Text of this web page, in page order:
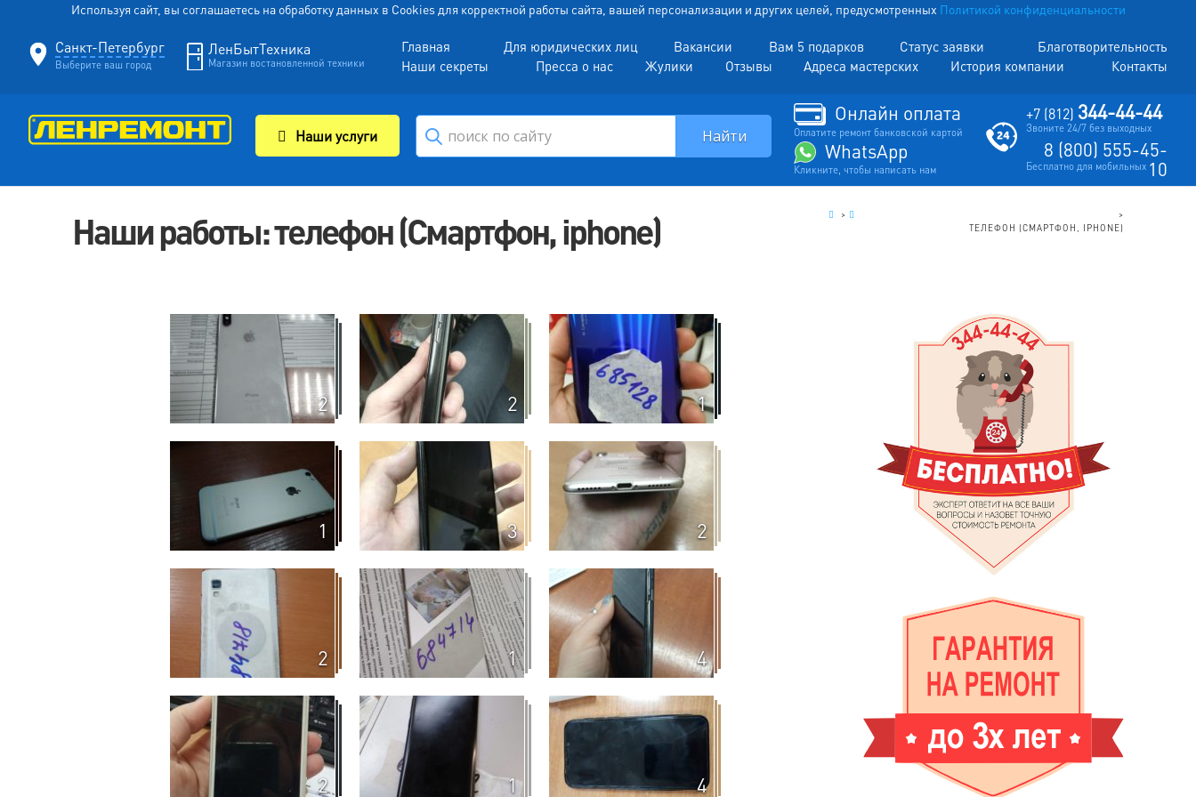
Используя сайт, вы соглашаетесь на обработку данных в Cookies для корректной работы сайта, вашей персонализации и других целей, предусмотренных Политикой конфиденциальности
Санкт-Петербург
Выберите ваш город
ЛенБытТехника
Магазин востановленной техники
Главная Для юридических лиц Вакансии Вам 5 подарков Статус заявки
Благотворительность
Наши секреты
Пресса о нас Жулики Отзывы Адреса мастерских История компании Контакты
Наши услуги
Онлайн оплата
Оплатите ремонт банковской картой
WhatsApp
Кликните, чтобы написать нам
+7 (812) 344-44-44
Звоните 24/7 без выходных
8 (800) 555-45-
10
Бесплатно для мобильных
Наши работы: телефон (Смартфон, iphone) >
>
ТЕЛЕФОН (СМАРТФОН, IPHONE)
2 2 1
1 3 2
2 1 4
2 1 4